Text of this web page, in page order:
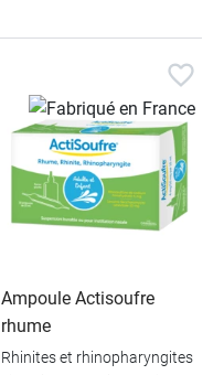
Ampoule Actisoufre
rhume
Rhinites et rhinopharyngites